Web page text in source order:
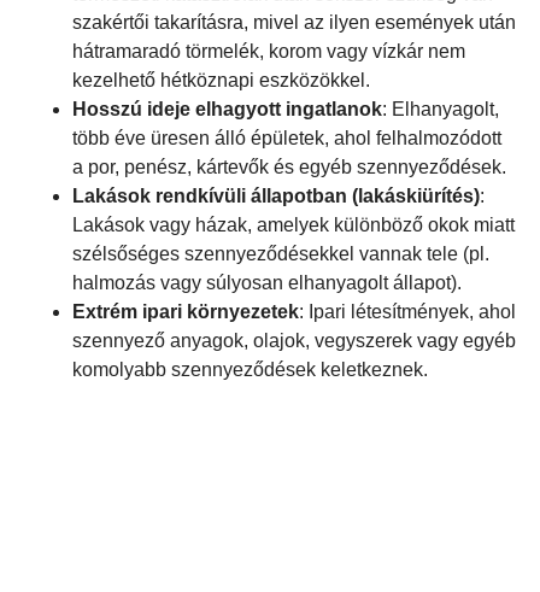
szakértői takarításra, mivel az ilyen események után
hátramaradó törmelék, korom vagy vízkár nem
kezelhető hétköznapi eszközökkel.
Hosszú ideje elhagyott ingatlanok: Elhanyagolt,
több éve üresen álló épületek, ahol felhalmozódott
a por, penész, kártevők és egyéb szennyeződések.
Lakások rendkívüli állapotban (lakáskiürítés):
Lakások vagy házak, amelyek különböző okok miatt
szélsőséges szennyeződésekkel vannak tele (pl.
halmozás vagy súlyosan elhanyagolt állapot).
Extrém ipari környezetek: Ipari létesítmények, ahol
szennyező anyagok, olajok, vegyszerek vagy egyéb
komolyabb szennyeződések keletkeznek.